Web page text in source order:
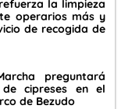
la limpieza
operarios más y
de recogida de
preguntará
cipreses en el
de Bezudo